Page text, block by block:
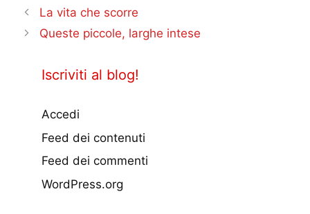
La vita che scorre
Queste piccole, larghe intese
Iscriviti al blog!
Accedi
Feed dei contenuti
Feed dei commenti
WordPress.org